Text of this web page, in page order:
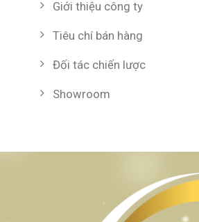
Giới thiệu công ty
Tiêu chí bán hàng
Đối tác chiến lược
Showroom